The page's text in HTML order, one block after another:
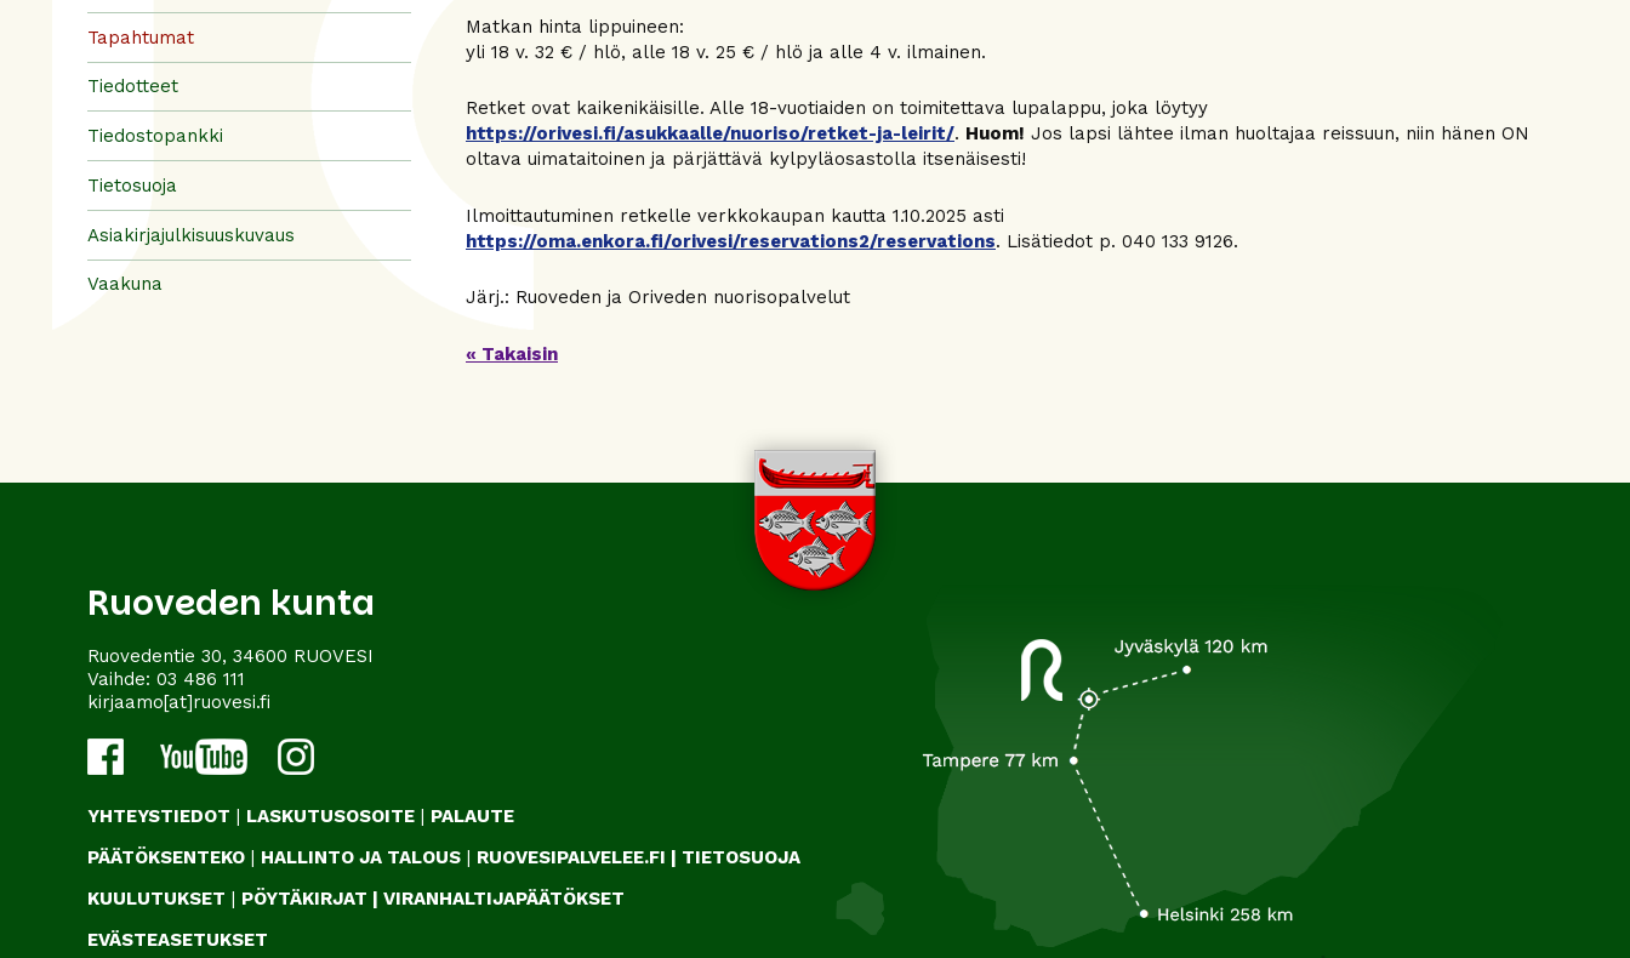
Tapahtumat
Tiedotteet
Tiedostopankki
Tietosuoja
Asiakirjajulkisuuskuvaus
Vaakuna
Matkan hinta lippuineen:
yli 18 v. 32 € / hlö, alle 18 v. 25 € / hlö ja alle 4 v. ilmainen.
Retket ovat kaikenikäisille. Alle 18-vuotiaiden on toimitettava lupalappu, joka löytyy
https://orivesi.fi/asukkaalle/nuoriso/retket-ja-leirit/. Huom! Jos lapsi lähtee ilman huoltajaa reissuun, niin hänen ON
oltava uimataitoinen ja pärjättävä kylpyläosastolla itsenäisesti!
Ilmoittautuminen retkelle verkkokaupan kautta 1.10.2025 asti
https://oma.enkora.fi/orivesi/reservations2/reservations. Lisätiedot p. 040 133 9126.
Järj.: Ruoveden ja Oriveden nuorisopalvelut
« Takaisin
Ruoveden kunta
Ruovedentie 30, 34600 RUOVESI
Vaihde: 03 486 111
kirjaamo[at]ruovesi.fi
YHTEYSTIEDOT | LASKUTUSOSOITE | PALAUTE
PÄÄTÖKSENTEKO | HALLINTO JA TALOUS | RUOVESIPALVELEE.FI | TIETOSUOJA
KUULUTUKSET | PÖYTÄKIRJAT | VIRANHALTIJAPÄÄTÖKSET
EVÄSTEASETUKSET